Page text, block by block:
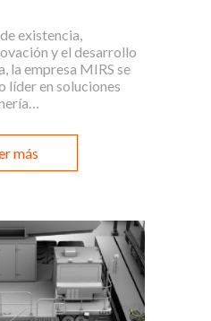
existencia,
y el desarrollo
la empresa MIRS se
líder en soluciones
más